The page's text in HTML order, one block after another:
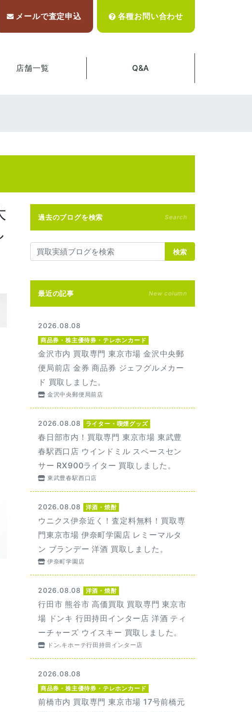
メールで査定申込 各種お問い合わせ
店舗一覧 Q&A
過去のブログを検索 Search
検索
最近の記事 New column
2026.08.08
商品券・株主優待券・テレホンカード
金沢市内 買取専門 東京市場 金沢中央郵
便局前店 金券 商品券 ジェフグルメカー
ド 買取しました。
金沢中央郵便局前店
2026.08.08 ライター・喫煙グッズ
春日部市内！買取専門 東京市場 東武豊
春駅西口店 ウインドミル スペースセン
サー RX900ライター 買取しました。
東武豊春駅西口店
2026.08.08 洋酒・焼酎
ウニクス伊奈近く！査定料無料！買取専
門東京市場 伊奈町学園店 レミーマルタ
ン ブランデー 洋酒 買取しました。
伊奈町学園店
2026.08.08 洋酒・焼酎
行田市 熊谷市 高価買取 買取専門 東京市
場 ドンキ 行田持田インター店 洋酒 ティ
ーチャーズ ウイスキー 買取しました。
ドン.キホーテ行田持田インター店
2026.08.08
商品券・株主優待券・テレホンカード
前橋市内 買取専門 東京市場 17号前橋元